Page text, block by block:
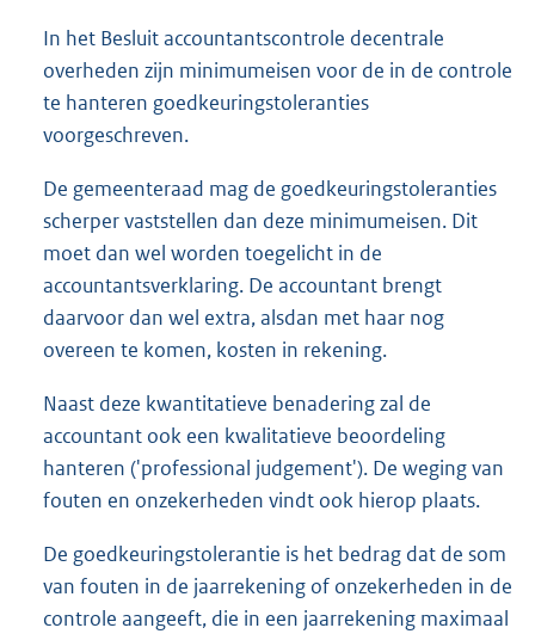
In het Besluit accountantscontrole decentrale
overheden zijn minimumeisen voor de in de controle
te hanteren goedkeuringstoleranties
voorgeschreven.
De gemeenteraad mag de goedkeuringstoleranties
scherper vaststellen dan deze minimumeisen. Dit
moet dan wel worden toegelicht in de
accountantsverklaring. De accountant brengt
daarvoor dan wel extra, alsdan met haar nog
overeen te komen, kosten in rekening.
Naast deze kwantitatieve benadering zal de
accountant ook een kwalitatieve beoordeling
hanteren ('professional judgement'). De weging van
fouten en onzekerheden vindt ook hierop plaats.
De goedkeuringstolerantie is het bedrag dat de som
van fouten in de jaarrekening of onzekerheden in de
controle aangeeft, die in een jaarrekening maximaal